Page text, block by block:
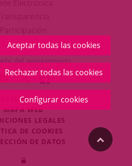
Aceptar todas las cookies
Rechazar todas las cookies
Configurar cookies
en
una
ventana
nueva.
aplicación
externa.
del ayuntamiento
ENLACE
A
UNA
APLICACIÓN
EXTERNA.
ENLACE
A
UNA
APLICACIÓN
EXTERNA.
ENLACE
A
UNA
EXTERNA.
MAPA WEB
LEGALES
DE COOKIES
DE DATOS
Iniciar
"Volver